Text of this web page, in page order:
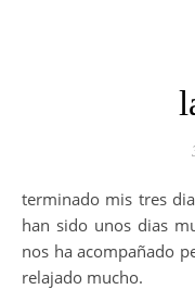
terminado mis tres
han sido unos dias
nos ha acompañado
relajado mucho.